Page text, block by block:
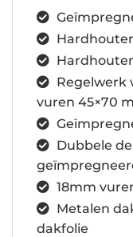
Regelwerk
vuren 45×70
Dubbele
18mm
Metalen
dakfolie